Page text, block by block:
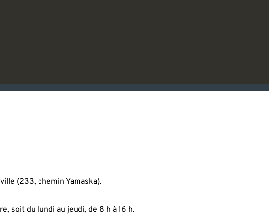
(233, chemin Yamaska).
soit du lundi au jeudi, de 8 h à 16 h.